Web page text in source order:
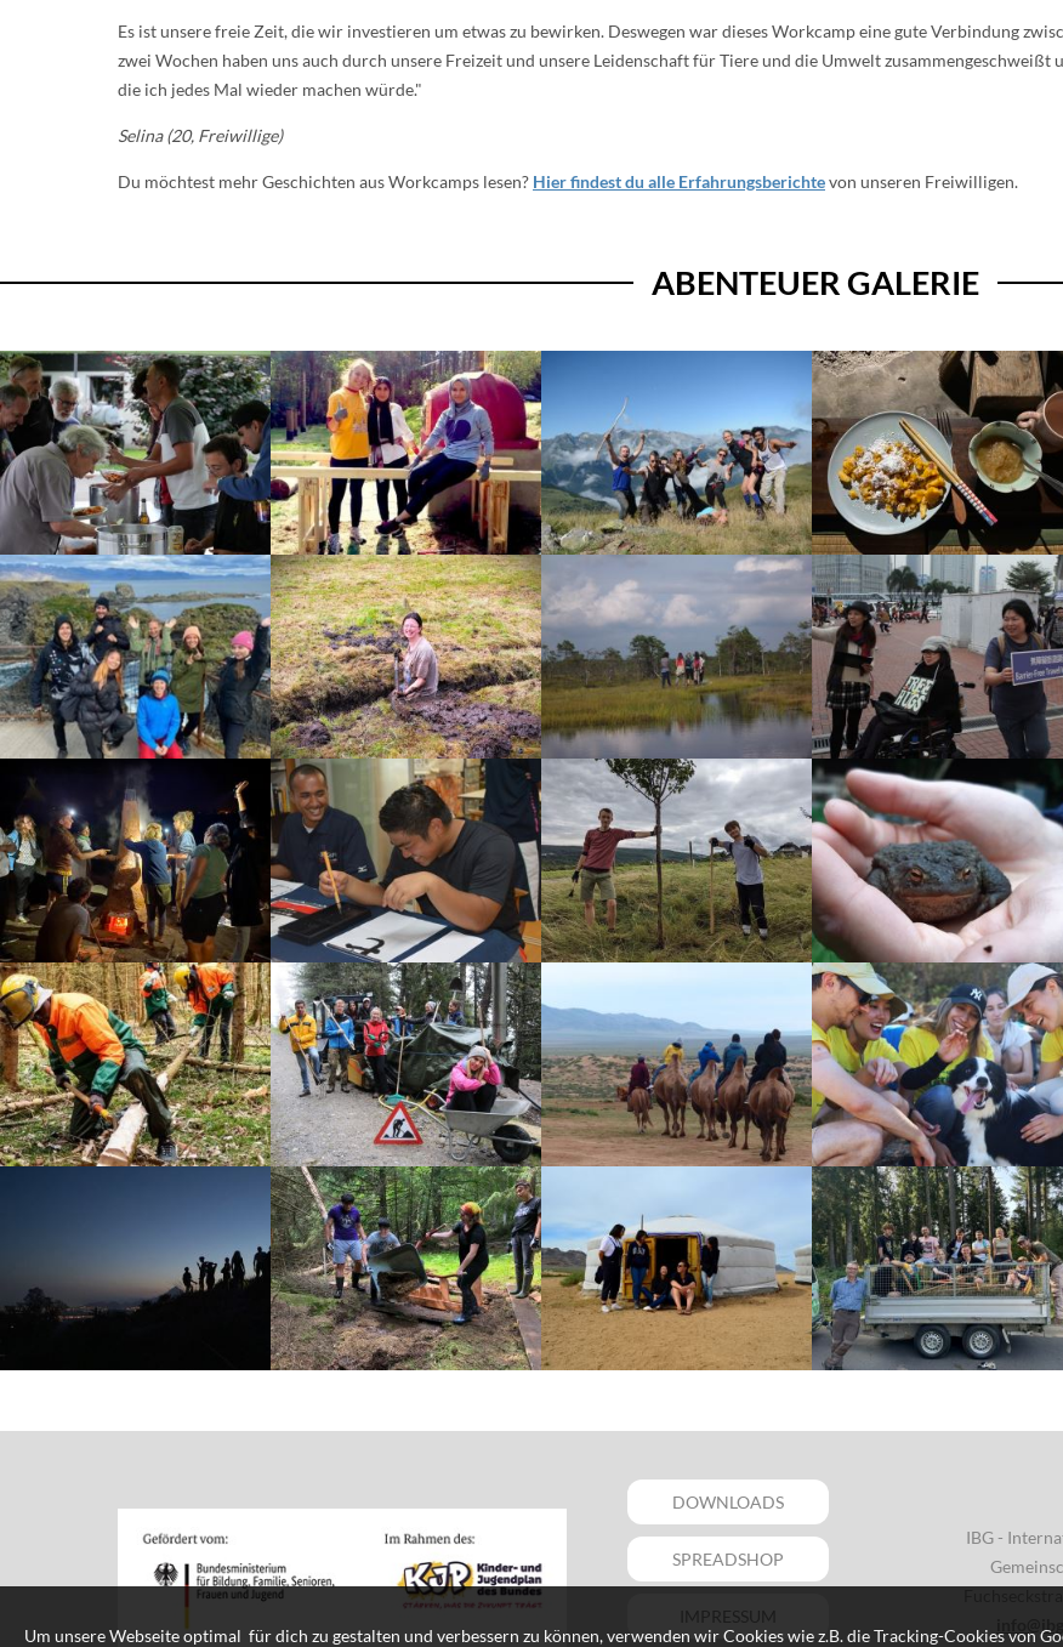
Es ist unsere freie Zeit, die wir investieren um etwas zu bewirken. Deswegen war dieses Workcamp eine gute Verbindung
zwei Wochen haben uns auch durch unsere Freizeit und unsere Leidenschaft für Tiere und die Umwelt
die ich jedes Mal wieder machen würde."
Selina (20, Freiwillige)
Du möchtest mehr Geschichten aus Workcamps lesen? Hier findest du alle Erfahrungsberichtevon unseren Freiwilligen.
ABENTEUER GALERIE
Um unsere Webseite optimal für dich zu gestalten und verbessern zu können, verwenden wir Cookies wie z.B. die Tracking-Cookies von
DOWNLOADS
SPREADSHOP
IMPRESSUM
IBG -